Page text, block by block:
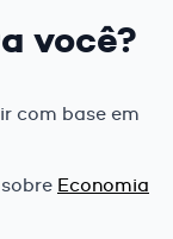
você?
com base em
Economia